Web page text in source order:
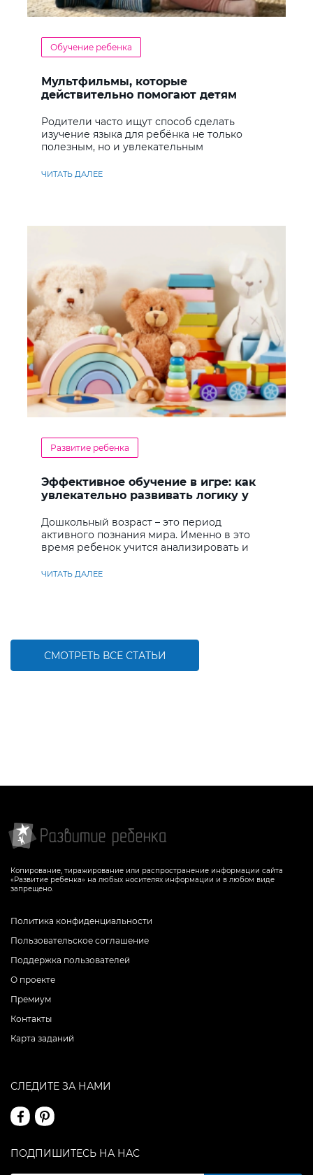
Обучение ребенка
Мультфильмы, которые
действительно помогают детям
Родители часто ищут способ сделать
изучение языка для ребёнка не только
полезным, но и увлекательным
ЧИТАТЬ ДАЛЕЕ
Развитие ребенка
Эффективное обучение в игре: как
увлекательно развивать логику у
Дошкольный возраст – это период
активного познания мира. Именно в это
время ребенок учится анализировать и
ЧИТАТЬ ДАЛЕЕ
СМОТРЕТЬ ВСЕ СТАТЬИ
Копирование, тиражирование или распространение информации сайта
«Развитие ребенка» на любых носителях информации и в любом виде
запрещено.
Политика конфиденциальности
Пользовательское соглашение
Поддержка пользователей
О проекте
Премиум
Контакты
Карта заданий
СЛЕДИТЕ ЗА НАМИ
ПОДПИШИТЕСЬ НА НАС